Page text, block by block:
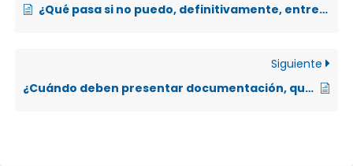
¿Qué pasa si no puedo, definitivamente, entregar el promedio de presentación?
Siguiente
¿Cuándo deben presentar documentación, quienes ganan el examen de admisión?